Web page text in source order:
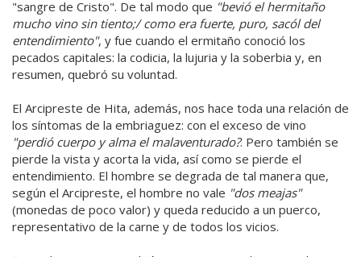
"sangre de Cristo". De tal modo que "bevió el hermitaño
mucho vino sin tiento;/ como era fuerte, puro, sacól del
entendimiento", y fue cuando el ermitaño conoció los
pecados capitales: la codicia, la lujuria y la soberbia y, en
resumen, quebró su voluntad.
El Arcipreste de Hita, además, nos hace toda una relación de
los síntomas de la embriaguez: con el exceso de vino
"perdió cuerpo y alma el malaventurado?. Pero también se
pierde la vista y acorta la vida, así como se pierde el
entendimiento. El hombre se degrada de tal manera que,
según el Arcipreste, el hombre no vale "dos meajas"
(monedas de poco valor) y queda reducido a un puerco,
representativo de la carne y de todos los vicios.